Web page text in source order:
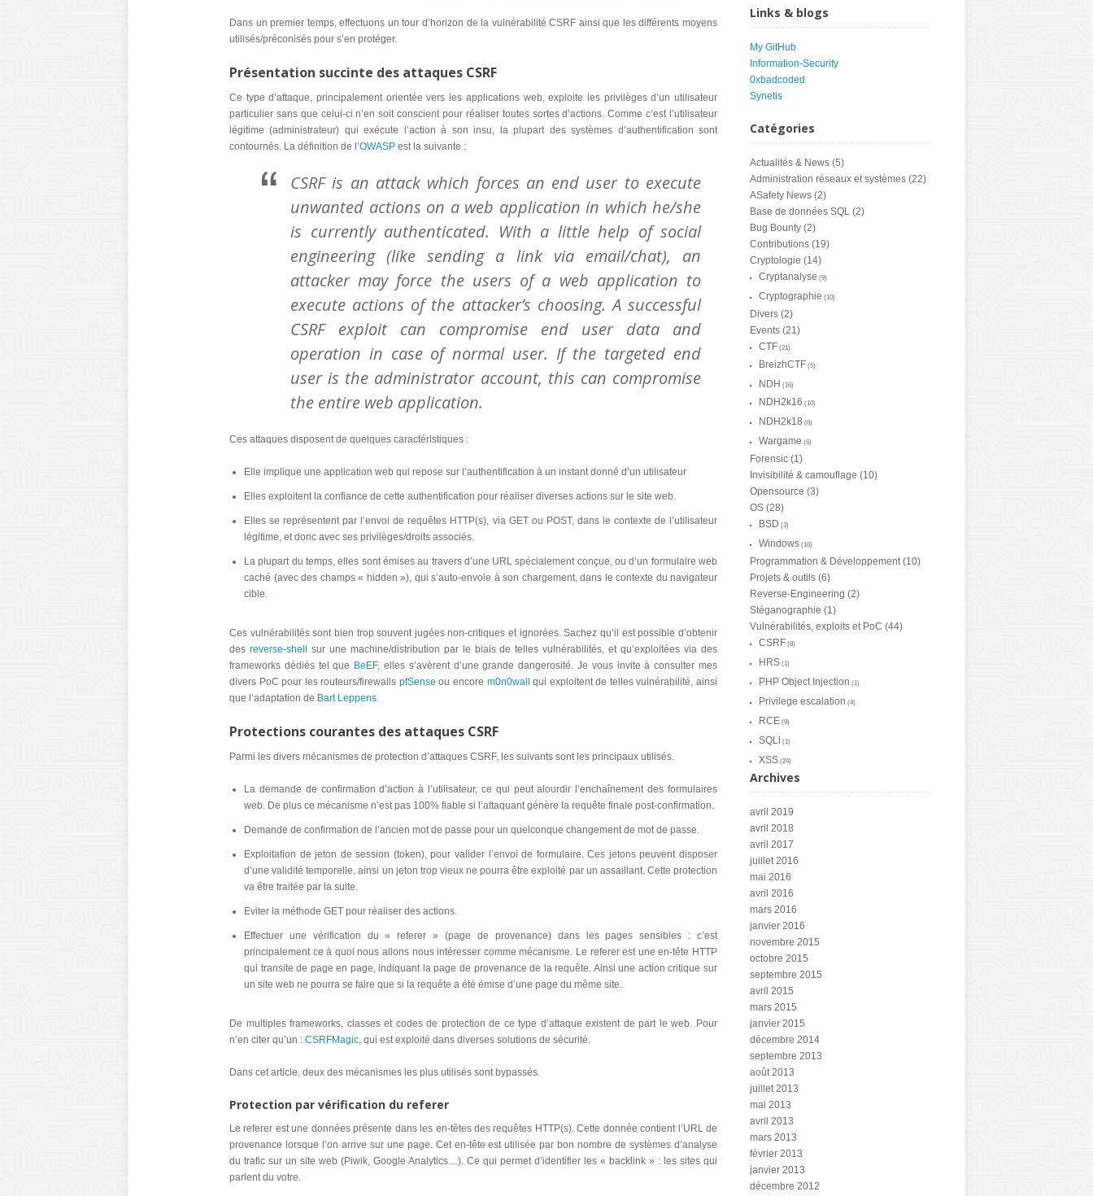
Dans un premier temps, effectuons un tour d’horizon de la vulnérabilité CSRF ainsi que les différents moyens
utilisés/préconisés pour s’en protéger.
Présentation succinte des attaques CSRF
Ce type d’attaque, principalement orientée vers les applications web, exploite les privilèges d’un utilisateur
particulier sans que celui-ci n’en soit conscient pour réaliser toutes sortes d’actions. Comme c’est l’utilisateur
légitime (administrateur) qui exécute l’action à son insu, la plupart des systèmes d’authentification sont
contournés. La définition de l’OWASP est la suivante :
CSRF is an attack which forces an end user to execute
unwanted actions on a web application in which he/she
is currently authenticated. With a little help of social
engineering (like sending a link via email/chat), an
attacker may force the users of a web application to
execute actions of the attacker’s choosing. A successful
CSRF exploit can compromise end user data and
operation in case of normal user. If the targeted end
user is the administrator account, this can compromise
the entire web application.
Ces attaques disposent de quelques caractéristiques :
Elle implique une application web qui repose sur l’authentification à un instant donné d’un utilisateur
Elles exploitent la confiance de cette authentification pour réaliser diverses actions sur le site web.
Elles se représentent par l’envoi de requêtes HTTP(s), via GET ou POST, dans le contexte de l’utilisateur
légitime, et donc avec ses privilèges/droits associés.
La plupart du temps, elles sont émises au travers d’une URL spécialement conçue, ou d’un formulaire web
caché (avec des champs « hidden »), qui s’auto-envoie à son chargement, dans le contexte du navigateur
cible.
Ces vulnérabilités sont bien trop souvent jugées non-critiques et ignorées. Sachez qu’il est possible d’obtenir
des reverse-shell
sur une machine/distribution par le biais de telles vulnérabilités, et qu’exploitées via des
frameworks dédiés tel que BeEF, elles s’avèrent d’une grande dangerosité. Je vous invite à consulter mes
divers PoC pour les routeurs/firewalls pfSense ou encore m0n0wall
qui exploitent de telles vulnérabilité, ainsi
que l’adaptation de Bart Leppens.
Protections courantes des attaques CSRF
Parmi les divers mécanismes de protection d’attaques CSRF, les suivants sont les principaux utilisés.
La demande de confirmation d’action à l’utilisateur, ce qui peut alourdir l’enchaînement des formulaires
web. De plus ce mécanisme n’est pas 100% fiable si l’attaquant génère la requête finale post-confirmation.
Demande de confirmation de l’ancien mot de passe pour un quelconque changement de mot de passe.
Exploitation de jeton de session (token), pour valider l’envoi de formulaire. Ces jetons peuvent disposer
d’une validité temporelle, ainsi un jeton trop vieux ne pourra être exploité par un assaillant. Cette protection
va être traitée par la suite.
Eviter la méthode GET pour réaliser des actions.
Effectuer une vérification du « referer » (page de provenance) dans les pages sensibles : c’est
principalement ce à quoi nous allons nous intéresser comme mécanisme. Le referer est une en-tête HTTP
qui transite de page en page, indiquant la page de provenance de la requête. Ainsi une action critique sur
un site web ne pourra se faire que si la requête a été émise d’une page du même site.
De multiples frameworks, classes et codes de protection de ce type d’attaque existent de part le web. Pour
n’en citer qu’un : CSRFMagic, qui est exploité dans diverses solutions de sécurité.
Dans cet article, deux des mécanismes les plus utilisés sont bypassés.
Protection par vérification du referer
Le referer est une données présente dans les en-têtes des requêtes HTTP(s). Cette donnée contient l’URL de
provenance lorsque l’on arrive sur une page. Cet en-tête est utilisée par bon nombre de systèmes d’analyse
du trafic sur un site web (Piwik, Google Analytics…). Ce qui permet d’identifier les « backlink » : les sites qui
parlent du votre.
Links & blogs
My GitHub
Information-Security
0xbadcoded
Synetis
Catégories
Actualités & News (5)
Administration réseaux et systèmes (22)
ASafety News (2)
Base de données SQL (2)
Bug Bounty (2)
Contributions (19)
Cryptologie (14)
Cryptanalyse (9)
Cryptographie (10)
Divers (2)
Events (21)
CTF (21)
BreizhCTF (5)
NDH (16)
NDH2k16 (10)
NDH2k18 (6)
Wargame (6)
Forensic (1)
Invisibilité & camouflage (10)
Opensource (3)
OS (28)
BSD (3)
Windows (16)
Programmation & Développement(10)
Projets & outils (6)
Reverse-Engineering (2)
Stéganographie (1)
Vulnérabilités, exploits et PoC (44)
CSRF (8)
HRS (1)
PHP Object Injection (1)
Privilege escalation (4)
RCE (9)
SQLi (1)
XSS (24)
Archives
avril 2019
avril 2018
avril 2017
juillet 2016
mai 2016
avril 2016
mars 2016
janvier 2016
novembre 2015
octobre 2015
septembre 2015
avril 2015
mars 2015
janvier 2015
décembre 2014
septembre 2013
août 2013
juillet 2013
mai 2013
avril 2013
mars 2013
février 2013
janvier 2013
décembre 2012